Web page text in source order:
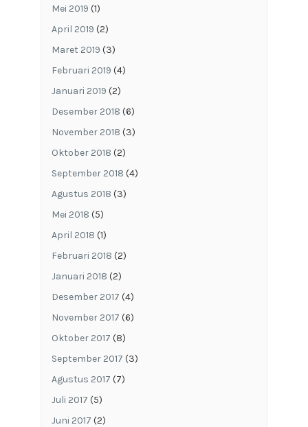
Mei 2019 (1)
April 2019 (2)
Maret 2019 (3)
Februari 2019 (4)
Januari 2019 (2)
Desember 2018 (6)
November 2018 (3)
Oktober 2018 (2)
September 2018 (4)
Agustus 2018 (3)
Mei 2018 (5)
April 2018 (1)
Februari 2018 (2)
Januari 2018 (2)
Desember 2017 (4)
November 2017 (6)
Oktober 2017 (8)
September 2017 (3)
Agustus 2017 (7)
Juli 2017 (5)
Juni 2017 (2)